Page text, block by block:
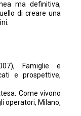
ma definitiva,
di creare una
Famiglie e
e prospettive,
Come vivono
operatori, Milano,